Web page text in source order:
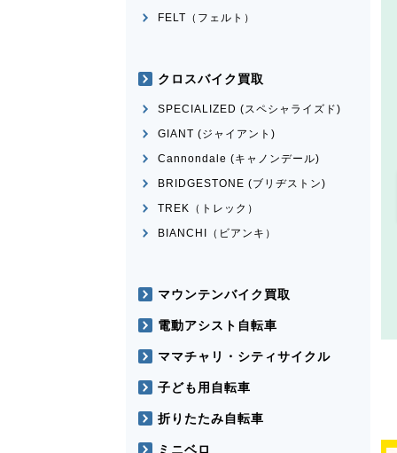
FELT（フェルト）
クロスバイク買取
SPECIALIZED (スペシャライズド)
GIANT (ジャイアント)
Cannondale (キャノンデール)
BRIDGESTONE (ブリヂストン)
TREK（トレック）
BIANCHI（ビアンキ）
マウンテンバイク買取
電動アシスト自転車
ママチャリ・シティサイクル
子ども用自転車
折りたたみ自転車
ミニベロ